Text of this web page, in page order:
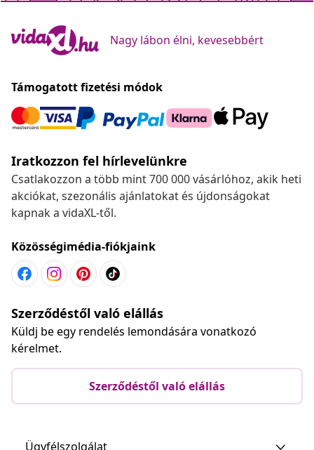
Nagy lábon élni, kevesebbért
Támogatott fizetési módok
Iratkozzon fel hírlevelünkre
Csatlakozzon a több mint 700 000 vásárlóhoz, akik heti
akciókat, szezonális ajánlatokat és újdonságokat
kapnak a vidaXL-től.
Közösségimédia-fiókjaink
Szerződéstől való elállás
Küldj be egy rendelés lemondására vonatkozó
kérelmet.
Szerződéstől való elállás
Ügyfélszolgálat